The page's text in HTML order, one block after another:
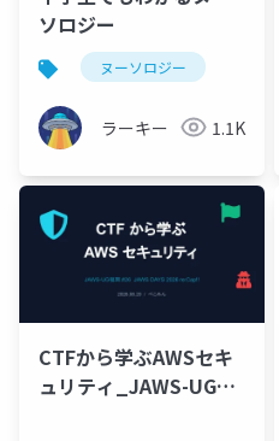
ソロジー
ヌーソロジー
ラーキー 1.1K
CTFから学ぶAWSセキ
ュリティ_JAWS-UG福